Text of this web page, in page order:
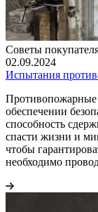
Советы
02.09.2024
Испытания
Противопожарные
обеспечении
способность
спасти жизни и
чтобы
необходимо